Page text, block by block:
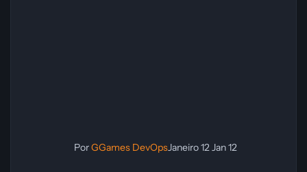
PorGGames DevOpsJaneiro 12Jan 12